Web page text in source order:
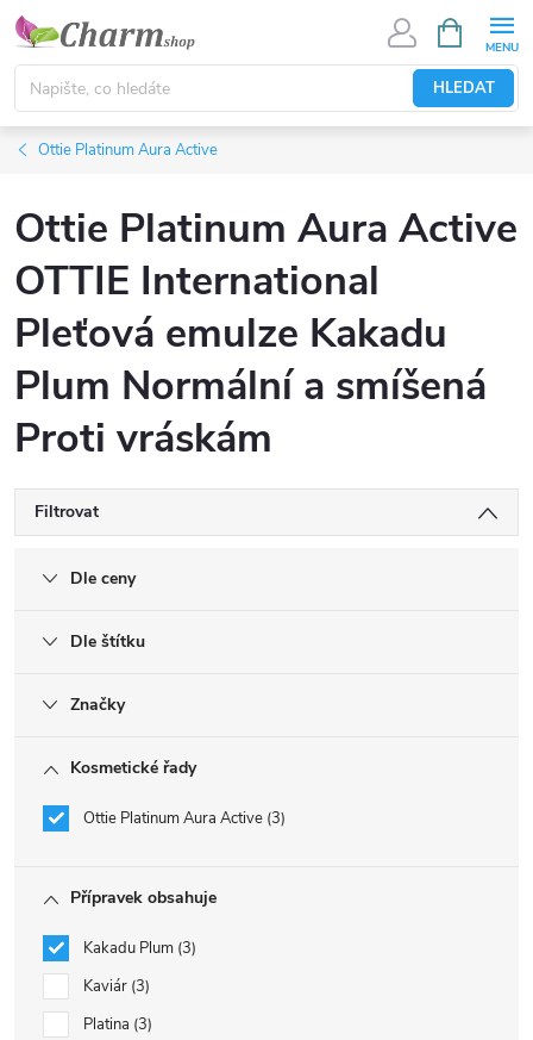
Přejít
obsah
HLEDAT
NÁKUPNÍ
KOŠÍK
Ottie Platinum Aura Active
Ottie Platinum Aura Active
OTTIE International
Pleťová emulze Kakadu
Plum Normální a smíšená
Proti vráskám
Filtrovat
Dle ceny
Dle štítku
Značky
Kosmetické řady
Ottie Platinum Aura Active 3
Přípravek obsahuje
Kakadu Plum 3
Kaviár 3
Platina 3